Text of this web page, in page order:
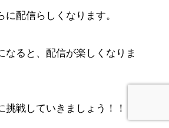
に配信らしくなります。
なると、配信が楽しくなりま
挑戦していきましょう！！